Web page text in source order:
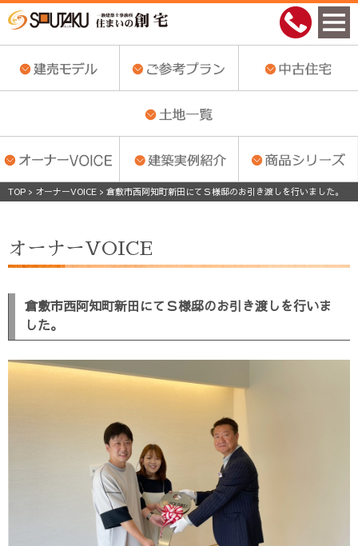
TOP > オーナーVOICE > 倉敷市西阿知町新田にてＳ様邸のお引き渡しを行いました。
オーナーVOICE
倉敷市西阿知町新田にてＳ様邸のお引き渡しを行いま
した。